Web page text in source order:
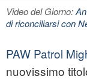
Video del Giorno:
di riconciliarsi con
PAW Patrol
nuovissimo